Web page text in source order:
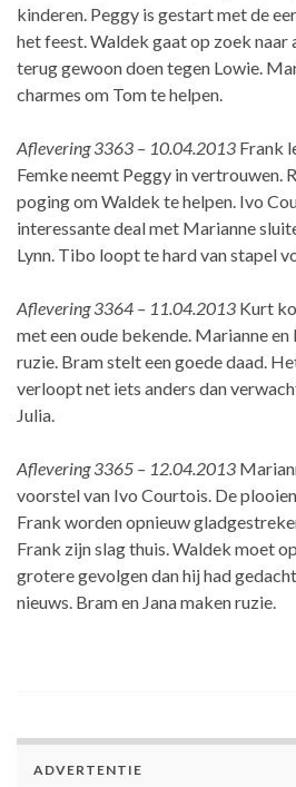
kinderen. Peggy is gestart met de
het feest. Waldek gaat op zoek naar
terug gewoon doen tegen Lowie.
charmes om Tom te helpen.
Aflevering 3363 – 10.04.2013 Frank
Femke neemt Peggy in vertrouwen.
poging om Waldek te helpen. Ivo
interessante deal met Marianne
Lynn. Tibo loopt te hard van stapel
Aflevering 3364 – 11.04.2013 Kurt
met een oude bekende. Marianne
ruzie. Bram stelt een goede daad.
verloopt net iets anders dan
Julia.
Aflevering 3365 – 12.04.2013
voorstel van Ivo Courtois. De
Frank worden opnieuw
Frank zijn slag thuis. Waldek moet
grotere gevolgen dan hij had
nieuws. Bram en Jana maken ruzie.
ADVERTENTIE